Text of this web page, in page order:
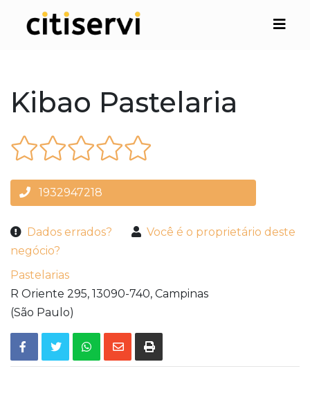
Kibao Pastelaria
1932947218
Dados errados?
Você é o proprietário deste
negócio?
Pastelarias
R Oriente 295, 13090-740, Campinas
(São Paulo)